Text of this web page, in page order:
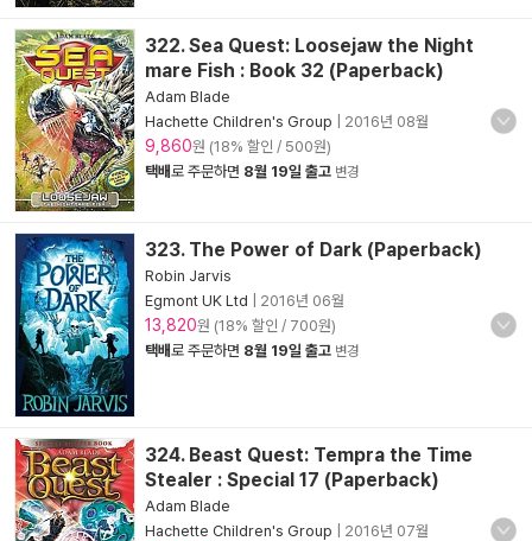
322. Sea Quest: Loosejaw the Night
mare Fish : Book 32 (Paperback)
Adam Blade
Hachette Children's Group
2016년 08월
9,860원 (18% 할인 / 500원)
택배로 주문하면 8월 19일 출고 변경
323. The Power of Dark (Paperback)
Robin Jarvis
Egmont UK Ltd
2016년 06월
13,820원 (18% 할인 / 700원)
택배로 주문하면 8월 19일 출고 변경
324. Beast Quest: Tempra the Time
Stealer : Special 17 (Paperback)
Adam Blade
Hachette Children's Group
2016년 07월